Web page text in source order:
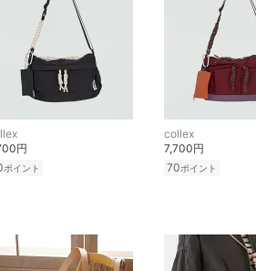
円
ポイント
collex
7,700円
70ポイント